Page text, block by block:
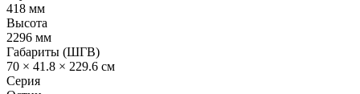
418 мм
Высота
2296 мм
Габариты (ШГВ)
70 × 41.8 × 229.6 см
Серия